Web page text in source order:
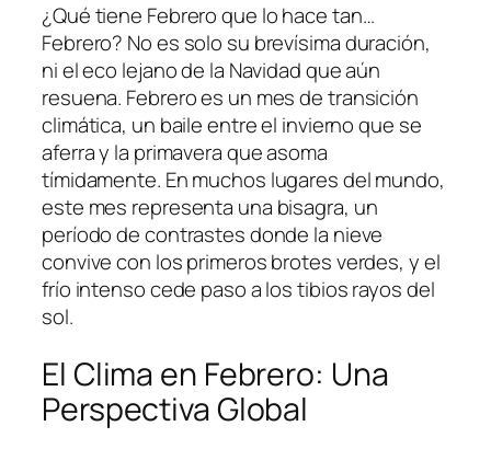
¿Qué tiene Febrero que lo hace tan…
Febrero? No es solo su brevísima duración,
ni el eco lejano de la Navidad que aún
resuena. Febrero es un mes de transición
climática, un baile entre el invierno que se
aferra y la primavera que asoma
tímidamente. En muchos lugares del mundo,
este mes representa una bisagra, un
período de contrastes donde la nieve
convive con los primeros brotes verdes, y el
frío intenso cede paso a los tibios rayos del
sol.
El Clima en Febrero: Una
Perspectiva Global